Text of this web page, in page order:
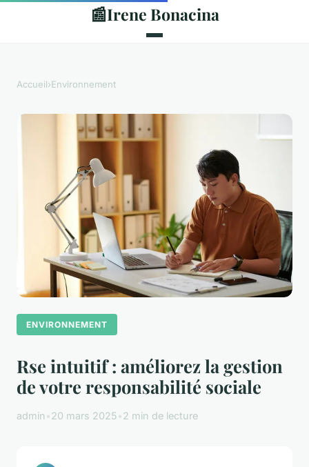
📰Irene Bonacina
Accueil›Environnement
ENVIRONNEMENT
Rse intuitif : améliorez la gestion
de votre responsabilité sociale
admin •20 mars 2025•2 min de lecture